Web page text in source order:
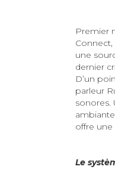
Premier
une
dernier
D’un
parleur
sonores.
offre une
Le